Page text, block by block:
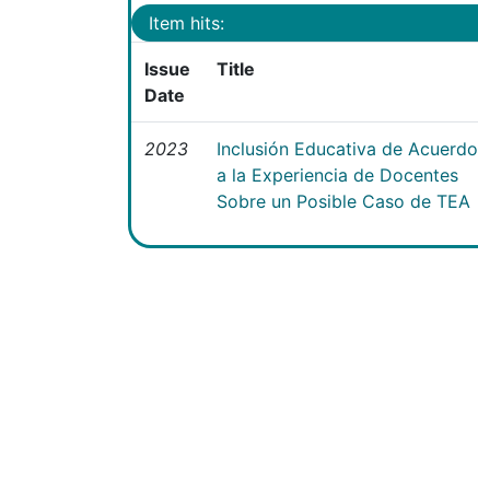
Item hits:
Issue
Date
Title
2023
Inclusión Educativa de Acuerdo
a la Experiencia de Docentes
Sobre un Posible Caso de TEA